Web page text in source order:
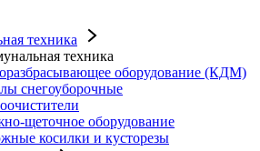
техника
техника
оборудование (КДМ)
снегоуборочные
щеточное оборудование
косилки и кусторезы